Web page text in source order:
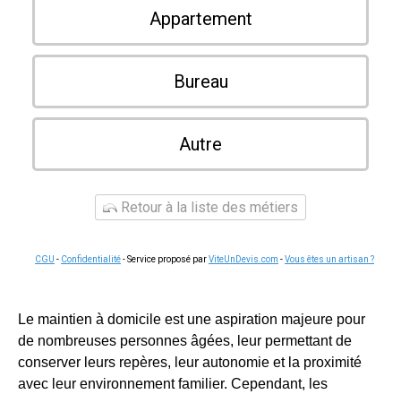
Appartement
Bureau
Autre
Retour à la liste des métiers
CGU - Confidentialité- Service proposé parViteUnDevis.com -Vous êtes un artisan ?
Le maintien à domicile est une aspiration majeure pour
de nombreuses personnes âgées, leur permettant de
conserver leurs repères, leur autonomie et la proximité
avec leur environnement familier. Cependant, les